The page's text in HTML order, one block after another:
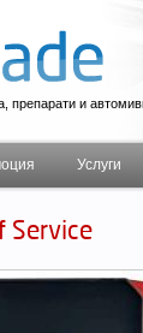
препарати и
Услуги
Service